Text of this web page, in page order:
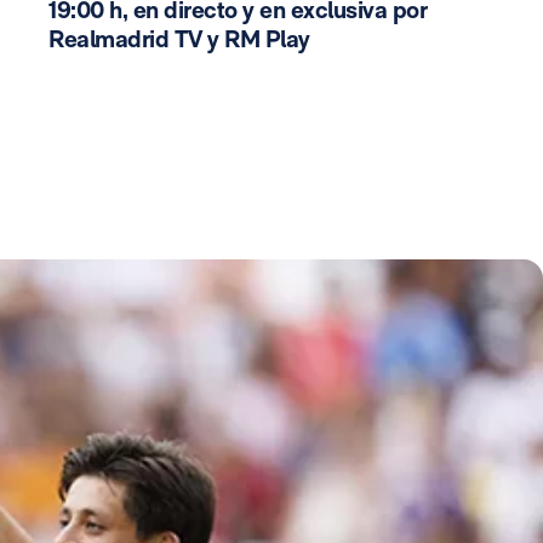
19:00 h, en directo y en exclusiva por
Realmadrid TV y RM Play